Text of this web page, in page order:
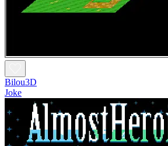
Bilou3D
Joke